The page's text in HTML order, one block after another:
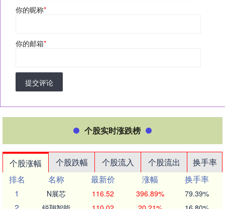
你的昵称*
你的邮箱*
提交评论
个股实时涨跌榜
个股涨幅 个股跌幅 个股流入 个股流出
换手率
排名
名称 最新价 涨幅
换手率
1
N展芯 116.52 396.89% 79.39%